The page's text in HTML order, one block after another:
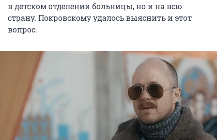
в детском отделении больницы, но и на всю
страну. Покровскому удалось выяснить и этот
вопрос.